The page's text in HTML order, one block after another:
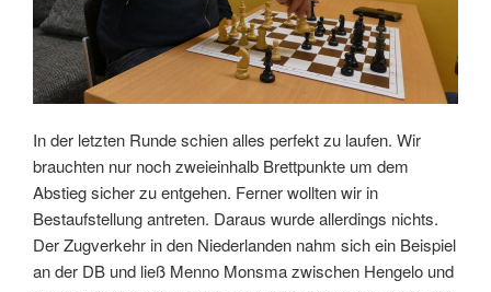
In der letzten Runde schien alles perfekt zu laufen. Wir
brauchten nur noch zweieinhalb Brettpunkte um dem
Abstieg sicher zu entgehen. Ferner wollten wir in
Bestaufstellung antreten. Daraus wurde allerdings nichts.
Der Zugverkehr in den Niederlanden nahm sich ein Beispiel
an der DB und ließ Menno Monsma zwischen Hengelo und